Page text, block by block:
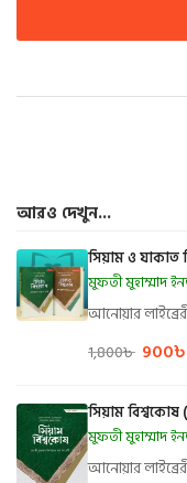
আরও দেখুন...
সিয়াম ও যাকাত
মুফতী মুহাম্মাদ
আনোয়ার
1,800৳ 900৳
সিয়াম বিশ্বকোষ
মুফতী মুহাম্মাদ
আনোয়ার